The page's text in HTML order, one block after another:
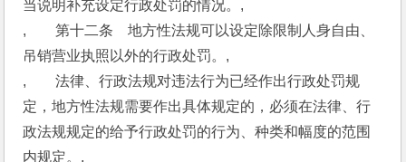
当说明补充设定行政处罚的情况。,
,　　第十二条　地方性法规可以设定除限制人身自由、
吊销营业执照以外的行政处罚。,
,　　法律、行政法规对违法行为已经作出行政处罚规
定，地方性法规需要作出具体规定的，必须在法律、行
政法规规定的给予行政处罚的行为、种类和幅度的范围
内规定。,